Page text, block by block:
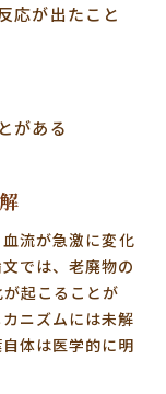
応が出たこと
がある
流が急激に変化
では、老廃物の
起こることが
ニズムには未解
体は医学的に明